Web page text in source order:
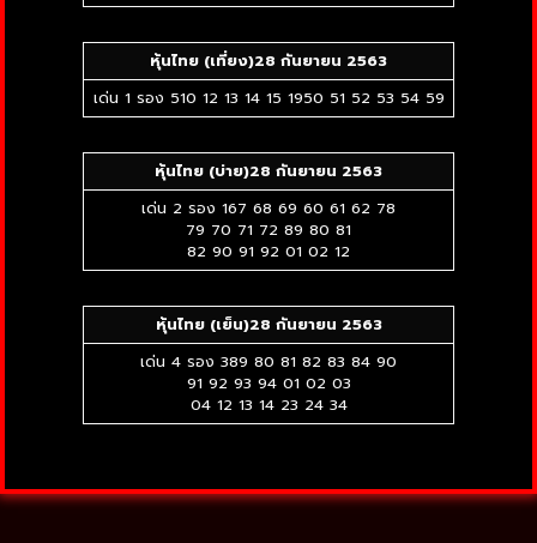
หุ้นไทย (เที่ยง)28 กันยายน 2563
เด่น 1 รอง 510 12 13 14 15 1950 51 52 53 54 59
หุ้นไทย (บ่าย)28 กันยายน 2563
เด่น 2 รอง 167 68 69 60 61 62 78
79 70 71 72 89 80 81
82 90 91 92 01 02 12
หุ้นไทย (เย็น)28 กันยายน 2563
เด่น 4 รอง 389 80 81 82 83 84 90
91 92 93 94 01 02 03
04 12 13 14 23 24 34